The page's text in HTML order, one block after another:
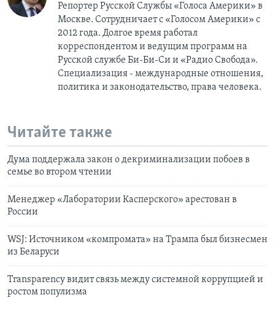
Репортер Русской Службы «Голоса Америки» в
Москве. Сотрудничает с «Голосом Америки» с
2012 года. Долгое время работал
корреспондентом и ведущим программ на
Русской службе Би-Би-Си и «Радио Свобода».
Специализация - международные отношения,
политика и законодательство, права человека.
Читайте также
Дума поддержала закон о декриминализации побоев в
семье во втором чтении
Менеджер «Лаборатории Касперского» арестован в
России
WSJ: Источником «компромата» на Трампа был бизнесмен
из Беларуси
Transparency видит связь между системной коррупцией и
ростом популизма